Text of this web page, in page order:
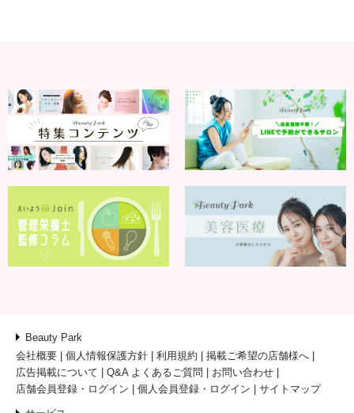
Beauty Park
会社概要
個人情報保護方針 利用規約
掲載ご希望の店舗様へ
広告掲載について
Q&A よくあるご質問
お問い合わせ
店舗会員登録・ログイン
個人会員登録・ログイン サイトマップ